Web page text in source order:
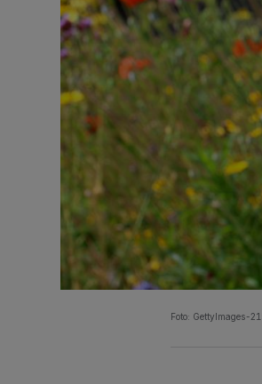
Foto: GettyImages-